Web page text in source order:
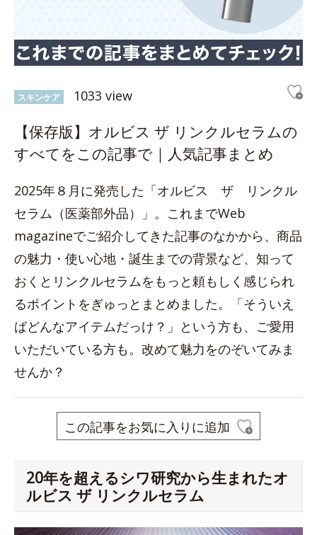
スキンケア 1033 view
【保存版】オルビス ザ リンクルセラムの
すべてをこの記事で｜人気記事まとめ
2025年８月に発売した「オルビス ザ リンクル
セラム（医薬部外品）」。これまでWeb
magazineでご紹介してきた記事のなかから、商品
の魅力・使い心地・誕生までの背景など、知って
おくとリンクルセラムをもっと頼もしく感じられ
るポイントをぎゅっとまとめました。「そういえ
ばどんなアイテムだっけ？」という方も、ご愛用
いただいている方も。改めて魅力をのぞいてみま
せんか？
この記事をお気に入りに追加
20年を超えるシワ研究から生まれたオ
ルビス ザ リンクルセラム